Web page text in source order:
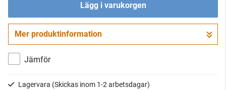
Lägg i varukorgen
Gå till kassan
Mer produktinformation
Jämför
Lagervara (Skickas inom 1-2 arbetsdagar)